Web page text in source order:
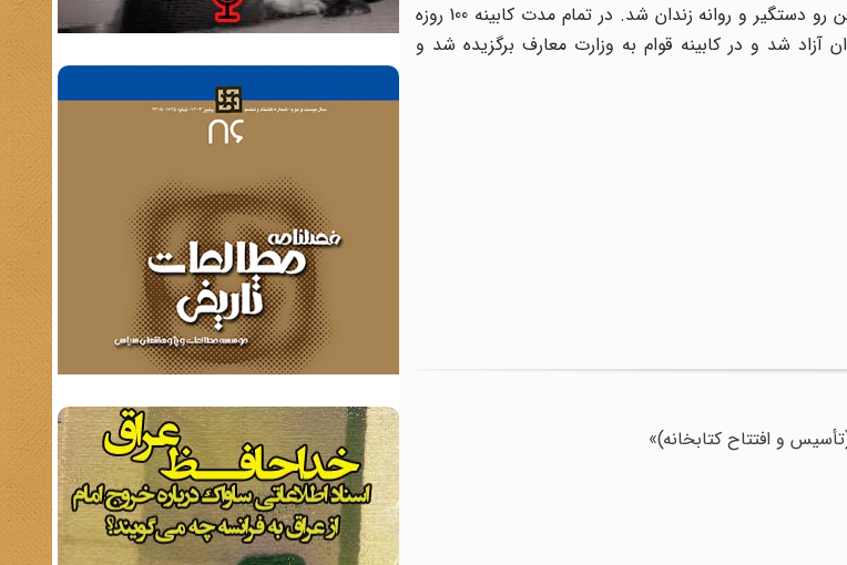
در تبعید باقی ماند سپس به تهران آمد. با کودتای رضاخان نیز مخالفت کرد از این رو دستگیر و روانه زندان شد. در تمام مدت کابینه 100 روزه
شد و در کابینه قوام‌ به وزارت معارف برگزیده شد و